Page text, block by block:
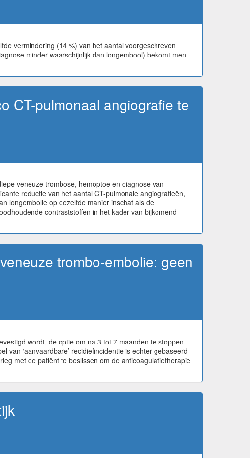
vermindering (14 %) van het aantal voorgeschreven
minder waarschijnlijk dan longembool) bekomt men
CT-pulmonaal angiografie te
veneuze trombose, hemoptoe en diagnose van
reductie van het aantal CT-pulmonale angiografieën,
longembolie op dezelfde manier inschat als de
contraststoffen in het kader van bijkomend
trombo-embolie: geen
wordt, de optie om na 3 tot 7 maanden te stoppen
‘aanvaardbare’ recidiefincidentie is echter gebaseerd
met de patiënt te beslissen om de anticoagulatietherapie